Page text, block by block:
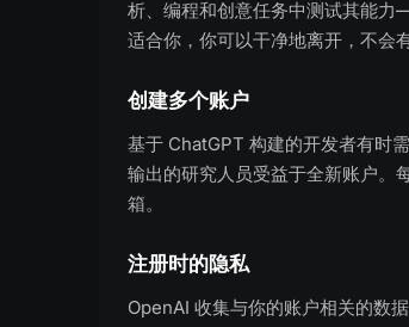
析、编程和创意任务中测试其能
适合你，你可以干净地离开，不会
创建多个账户
基于 ChatGPT 构建的开发者有时
输出的研究人员受益于全新账户。
箱。
注册时的隐私
OpenAI 收集与你的账户相关的数